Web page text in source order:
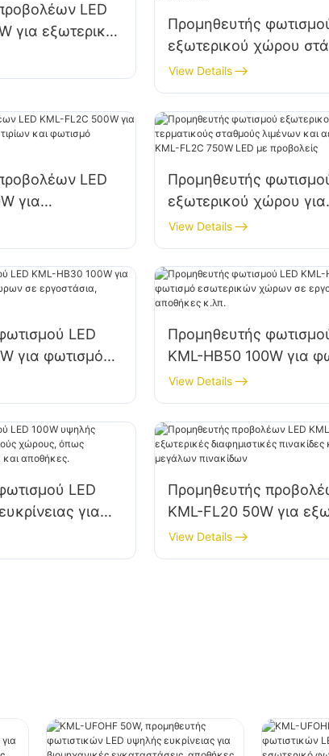
LED
για εξωτερικό
και χώρου
Προμηθευτής
εξωτερικού χώρου
και αποθήκης KML-
LED πλημμύρας
View Details
LED
για
κτιρίων
Προμηθευτής
εξωτερικού χώρου για
τερματικούς σταθμούς
και αεροδρομίων
750W LED με
View Details
LED
για φωτισμό
σε
κ.λπ.
Προμηθευτής
KML-HB50 100W για
εσωτερικών χώρων σε
εργοστάσια,
View Details
LED
για
όπως
και
Προμηθευτής
KML-FL20 50W για
διαφημιστικές
φωτισμό μεγάλων
View Details